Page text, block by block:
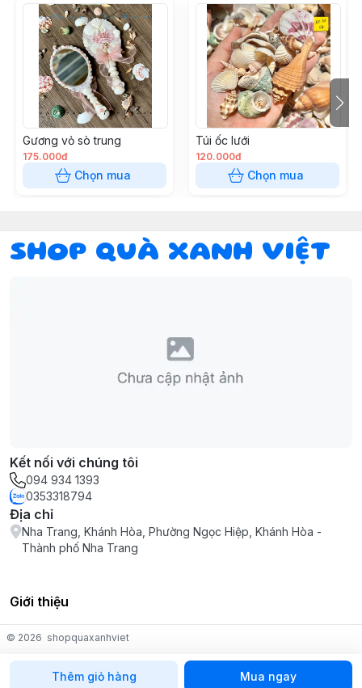
Thêm giỏ hàng Mua ngay
Gương vỏ sò trung
175.000đ
Chọn mua
Túi ốc lưới
120.000đ
Chọn mua
SHOP QUÀ XANH VIỆT
Kết nối với chúng tôi
094 934 1393
0353318794
Địa chỉ
Nha Trang, Khánh Hòa, Phường Ngọc Hiệp, Khánh Hòa -
Thành phố Nha Trang
Giới thiệu
© 2026 shopquaxanhviet